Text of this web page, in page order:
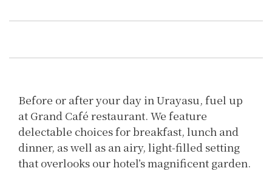
Before or after your day in Urayasu, fuel up
at Grand Café restaurant. We feature
delectable choices for breakfast, lunch and
dinner, as well as an airy, light-filled setting
that overlooks our hotel’s magnificent garden.